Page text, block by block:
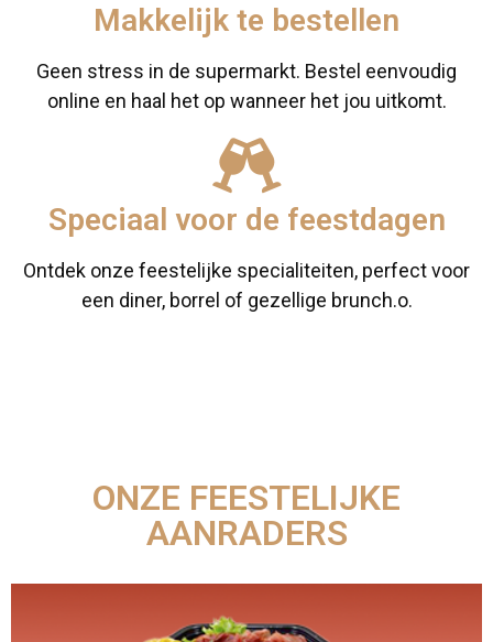
Makkelijk te bestellen
Geen stress in de supermarkt. Bestel eenvoudig
online en haal het op wanneer het jou uitkomt.
Speciaal voor de feestdagen
Ontdek onze feestelijke specialiteiten, perfect voor
een diner, borrel of gezellige brunch.o.
ONZE FEESTELIJKE
AANRADERS